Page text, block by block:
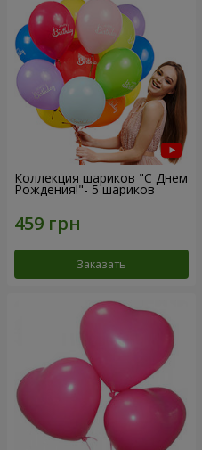
Коллекция шариков "С Днем
Рождения!"- 5 шариков
Заказать